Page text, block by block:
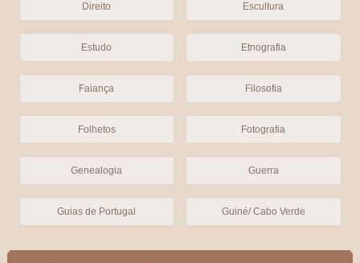
Direito Escultura
Estudo Etnografia
Faiança Filosofia
Folhetos Fotografia
Genealogia Guerra
Guias de Portugal Guiné/ Cabo Verde